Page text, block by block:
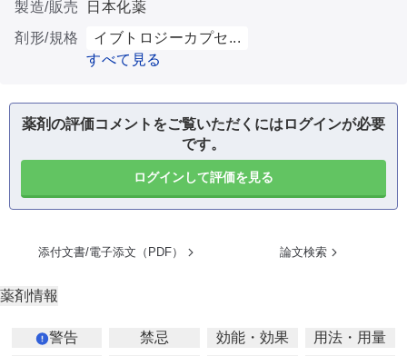
製造/販売
日本化薬
剤形/規格
イブトロジーカプセ...
すべて見る
薬剤の評価コメントをご覧いただくにはログインが必要
です。
ログインして評価を見る
添付文書/電子添文（PDF） 論文検索
薬剤情報
警告 禁忌 効能・効果
用法・用量